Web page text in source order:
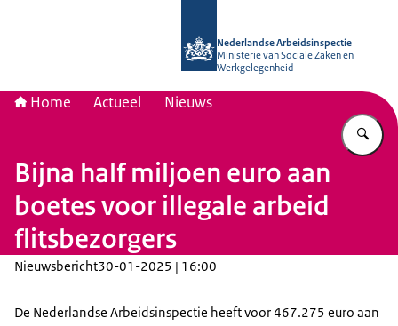
Nederlandse Arbeidsinspectie
Ministerie van Sociale Zaken en
Werkgelegenheid
Home Actueel Nieuws
Bijna half miljoen euro aan
boetes voor illegale arbeid
flitsbezorgers
Nieuwsbericht30-01-2025 | 16:00
De Nederlandse Arbeidsinspectie heeft voor 467.275 euro aan